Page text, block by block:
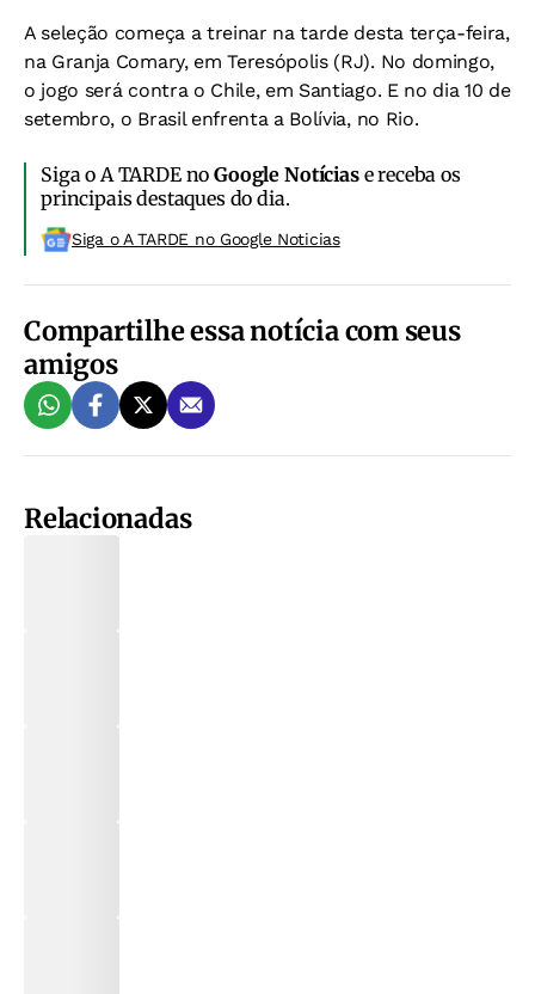
A seleção começa a treinar na tarde desta terça-feira,
na Granja Comary, em Teresópolis (RJ). No domingo,
o jogo será contra o Chile, em Santiago. E no dia 10 de
setembro, o Brasil enfrenta a Bolívia, no Rio.
Siga o A TARDE noGoogle Notíciase receba os
principais destaques do dia.
Siga o A TARDE no Google Noticias
Compartilhe essa notícia com seus
amigos
Relacionadas